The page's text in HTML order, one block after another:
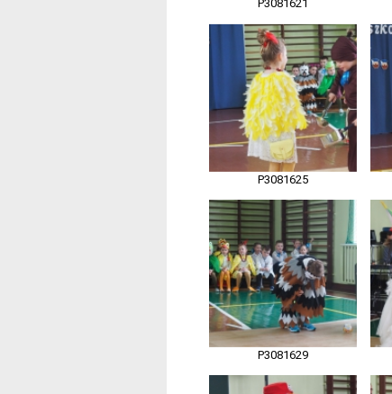
P3081621
P3081625
P3081629